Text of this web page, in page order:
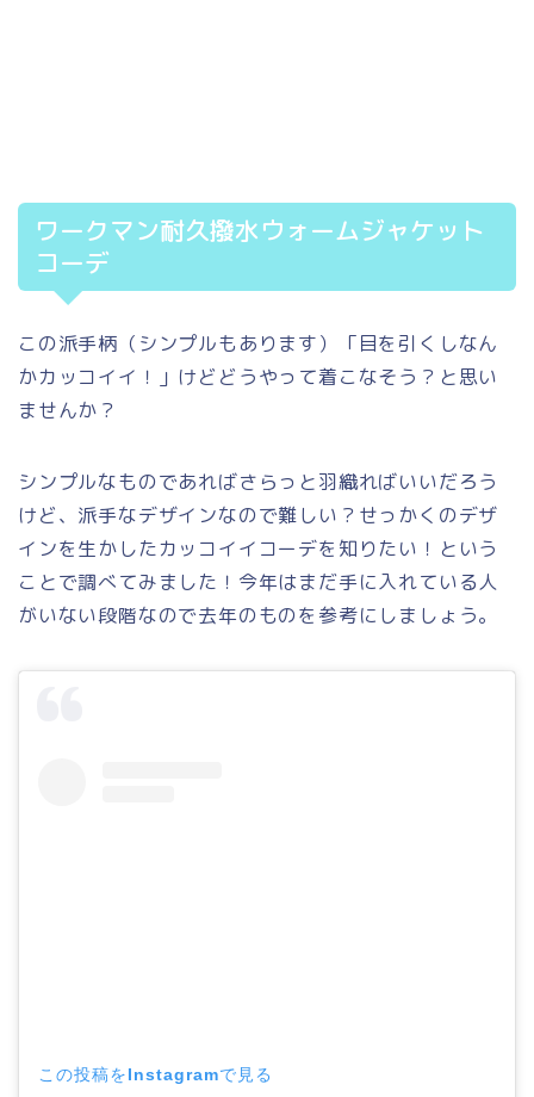
ワークマン耐久撥水ウォームジャケット
コーデ
この派手柄（シンプルもあります）「目を引くしなん
かカッコイイ！」けどどうやって着こなそう？と思い
ませんか？
シンプルなものであればさらっと羽織ればいいだろう
けど、派手なデザインなので難しい？せっかくのデザ
インを生かしたカッコイイコーデを知りたい！という
ことで調べてみました！今年はまだ手に入れている人
がいない段階なので去年のものを参考にしましょう。
この投稿をInstagramで見る